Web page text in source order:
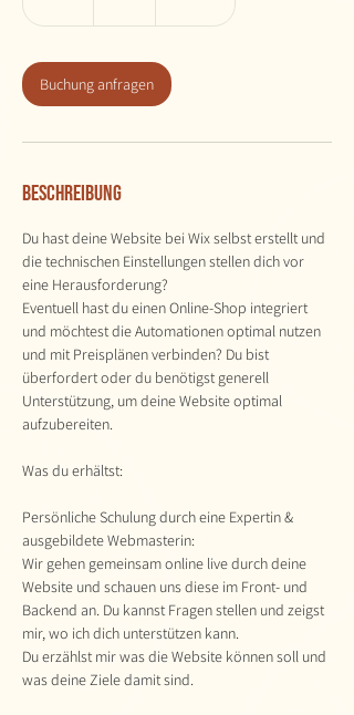
S
Buchung anfragen
Beschreibung
Du hast deine Website bei Wix selbst erstellt und
die technischen Einstellungen stellen dich vor
eine Herausforderung?
Eventuell hast du einen Online-Shop integriert
und möchtest die Automationen optimal nutzen
und mit Preisplänen verbinden? Du bist
überfordert oder du benötigst generell
Unterstützung, um deine Website optimal
aufzubereiten.
Was du erhältst:
Persönliche Schulung durch eine Expertin &
ausgebildete Webmasterin:
Wir gehen gemeinsam online live durch deine
Website und schauen uns diese im Front- und
Backend an. Du kannst Fragen stellen und zeigst
mir, wo ich dich unterstützen kann.
Du erzählst mir was die Website können soll und
was deine Ziele damit sind.